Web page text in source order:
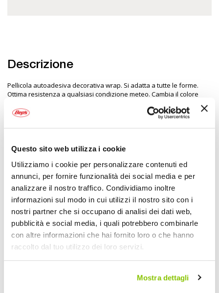
Questo sito web utilizza i cookie
Utilizziamo i cookie per personalizzare contenuti ed
annunci, per fornire funzionalità dei social media e per
analizzare il nostro traffico. Condividiamo inoltre
informazioni sul modo in cui utilizzi il nostro sito con i
nostri partner che si occupano di analisi dei dati web,
pubblicità e social media, i quali potrebbero combinarle
con altre informazioni che hai fornito loro o che hanno
raccolto dal tuo utilizzo dei loro servizi.
Mostra dettagli
Descrizione
Pellicola autoadesiva decorativa wrap. Si adatta a tutte le forme.
Ottima resistenza a qualsiasi condizione meteo. Cambia il colore
adesivo removibile. Termoformabile per aderire in maniera ottimale
anche su zone curve o spigolose. Protegge la carrozzeria e preserva
il colore originale
Specifiche tecniche
Maggiori 1992548
8059008010407
Pellicola adesiva wrapping
50x135cm
1